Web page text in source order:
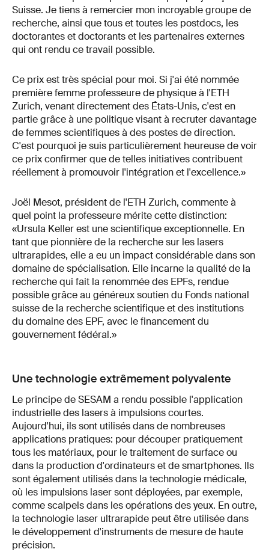
Suisse. Je tiens à remercier mon incroyable groupe de
recherche, ainsi que tous et toutes les postdocs, les
doctorantes et doctorants et les partenaires externes
qui ont rendu ce travail possible.
Ce prix est très spécial pour moi. Si j'ai été nommée
première femme professeure de physique à l'ETH
Zurich, venant directement des États-Unis, c'est en
partie grâce à une politique visant à recruter davantage
de femmes scientifiques à des postes de direction.
C'est pourquoi je suis particulièrement heureuse de voir
ce prix confirmer que de telles initiatives contribuent
réellement à promouvoir l'intégration et l'excellence.»
Joël Mesot, président de l'ETH Zurich, commente à
quel point la professeure mérite cette distinction:
«Ursula Keller est une scientifique exceptionnelle. En
tant que pionnière de la recherche sur les lasers
ultrarapides, elle a eu un impact considérable dans son
domaine de spécialisation. Elle incarne la qualité de la
recherche qui fait la renommée des EPFs, rendue
possible grâce au généreux soutien du Fonds national
suisse de la recherche scientifique et des institutions
du domaine des EPF, avec le financement du
gouvernement fédéral.»
Une technologie extrêmement polyvalente
Le principe de SESAM a rendu possible l'application
industrielle des lasers à impulsions courtes.
Aujourd'hui, ils sont utilisés dans de nombreuses
applications pratiques: pour découper pratiquement
tous les matériaux, pour le traitement de surface ou
dans la production d'ordinateurs et de smartphones. Ils
sont également utilisés dans la technologie médicale,
où les impulsions laser sont déployées, par exemple,
comme scalpels dans les opérations des yeux. En outre,
la technologie laser ultrarapide peut être utilisée dans
le développement d'instruments de mesure de haute
précision.